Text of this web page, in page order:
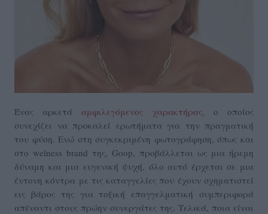
Ένας αρκετά αμφιλεγόμενος χαρακτήρας, ο οποίος
συνεχίζει να προκαλεί ερωτήματα για την πραγματική
του φύση. Ενώ στη συγκεκριμένη φωτογράφηση, όπως και
στο welness brand της, Goop, προβάλλεται ως μια ήρεμη
δύναμη και μια ευγενική ψυχή, όλο αυτό έρχεται σε μια
έντονη κόντρα με τις καταγγελίες που έχουν σχηματιστεί
εις βάρος της για τοξική επαγγελματική συμπεριφορά
απέναντι στους πρώην συνεργάτες της. Τελικά, ποια είναι